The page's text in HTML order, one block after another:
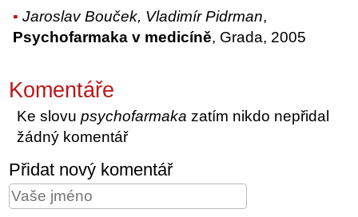
Jaroslav Bouček, Vladimír Pidrman,
Psychofarmaka v medicíně, Grada, 2005
Komentáře
Ke slovupsychofarmaka zatím nikdo nepřidal
žádný komentář
Přidat nový komentář